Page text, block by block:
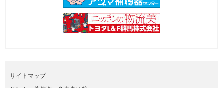
サイトマップ